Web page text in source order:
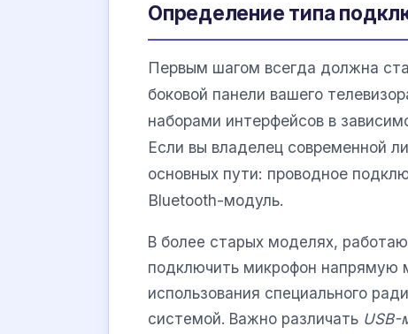
Определение типа
Первым шагом всегда должна
боковой панели вашего
наборами интерфейсов в
Если вы владелец современной
основных пути: проводное
Bluetooth-модуль.
В более старых моделях,
подключить микрофон напрямую
использования специального
системой. Важно различать USB-